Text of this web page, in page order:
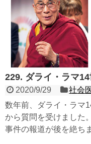
229. ダライ・ラマ
2020/9/29
社会
数年前、ダライ・ラマ
から質問を受けました
事件の報道が後を絶ち